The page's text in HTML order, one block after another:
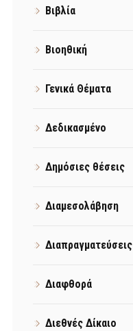
Βιβλία
Βιοηθική
Γενικά Θέματα
Δεδικασμένο
Δημόσιες θέσεις
Διαμεσολάβηση
Διαπραγματεύσεις
Διαφθορά
Διεθνές Δίκαιο